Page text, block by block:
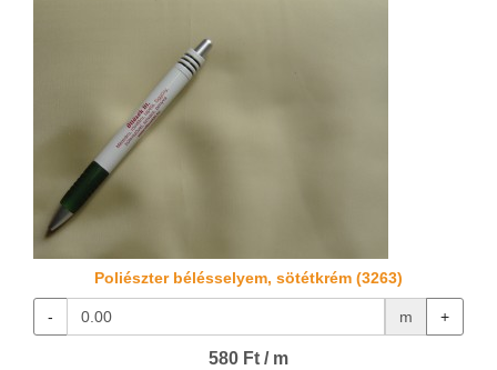
Poliészter bélésselyem, sötétkrém (3263)
- m +
580 Ft / m